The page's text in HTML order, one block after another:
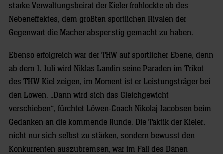
starke Verwaltungsbeirat der Kieler frohlockte ob des
Nebeneffektes, dem größten sportlichen Rivalen der
Gegenwart die Macher abspenstig gemacht zu haben.
Ebenso erfolgreich war der THW auf sportlicher Ebene, denn
ab dem 1. Juli wird Niklas Landin seine Paraden im Trikot
des THW Kiel zeigen, im Moment ist er Leistungsträger bei
den Löwen. „Dann wird sich das Gleichgewicht
verschieben“, fürchtet Löwen-Coach Nikolaj Jacobsen beim
Gedanken an die kommende Runde. Die Taktik der Kieler,
nicht nur sich selbst zu stärken, sondern bewusst den
Konkurrenten auszubremsen, war im Fall des Dänen